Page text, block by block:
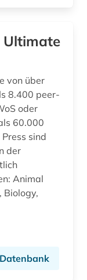
Ultimate
von über
8.400 peer-
oder
60.000
sind
der
Biology,